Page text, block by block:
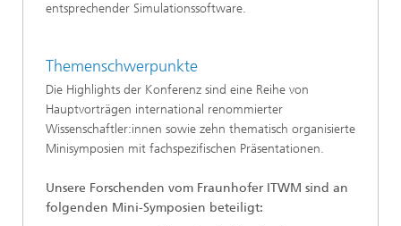
entsprechender Simulationssoftware.
Themenschwerpunkte
Die Highlights der Konferenz sind eine Reihe von
Hauptvorträgen international renommierter
Wissenschaftler:innen sowie zehn thematisch organisierte
Minisymposien mit fachspezifischen Präsentationen.
Unsere Forschenden vom Fraunhofer ITWM sind an
folgenden Mini-Symposien beteiligt: